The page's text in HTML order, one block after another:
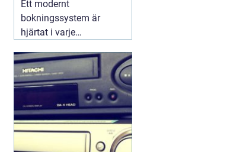
Ett modernt
bokningssystem är
hjärtat i varje
gäster förväntar sig
snabb onlinebokning,
smidig incheckning och
tydlig kommunikation,
räcker det inte längre
med excelark eller
manuella listor. Ett